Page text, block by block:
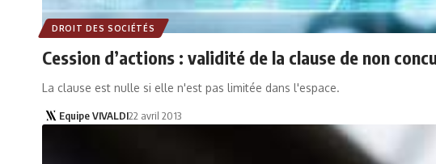
DROIT DES SOCIÉTÉS
Cession d’actions : validité de la clause de non
La clause est nulle si elle n'est pas limitée dans l'espace.
Equipe VIVALDI22 avril 2013